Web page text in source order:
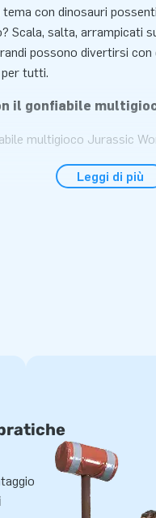
con dinosauri
Scala, salta, arrampicati
possono divertirsi
tutti.
il gonfiabile
multigioco Jurassic
rendendolo facile da
nella creazione
ed avventura. Il
di qualità. Acquista
indietro nel tempo,
Leggi di più